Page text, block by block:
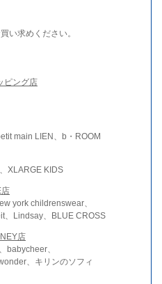
い求めください。
ピング店
main LIEN、b・ROOM
XLARGE KIDS
店
york childrenswear、
、Lindsay、BLUE CROSS
店
babycheer、
、キリンのソフィ